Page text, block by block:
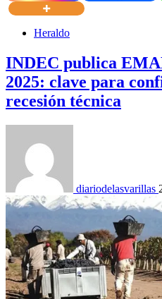
Heraldo
INDEC publica
2025: clave para
recesión técnica
diariodelasvarillas